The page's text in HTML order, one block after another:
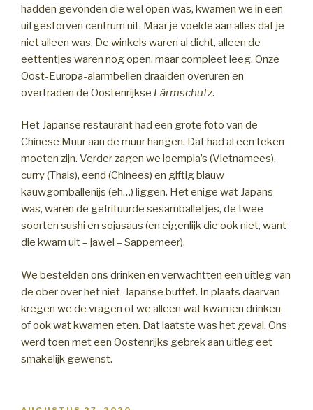
hadden gevonden die wel open was, kwamen we in een
uitgestorven centrum uit. Maar je voelde aan alles dat je
niet alleen was. De winkels waren al dicht, alleen de
eettentjes waren nog open, maar compleet leeg. Onze
Oost-Europa-alarmbellen draaiden overuren en
overtraden de Oostenrijkse Lärmschutz.
Het Japanse restaurant had een grote foto van de
Chinese Muur aan de muur hangen. Dat had al een teken
moeten zijn. Verder zagen we loempia’s (Vietnamees),
curry (Thais), eend (Chinees) en giftig blauw
kauwgomballenijs (eh…) liggen. Het enige wat Japans
was, waren de gefrituurde sesamballetjes, de twee
soorten sushi en sojasaus (en eigenlijk die ook niet, want
die kwam uit – jawel – Sappemeer).
We bestelden ons drinken en verwachtten een uitleg van
de ober over het niet-Japanse buffet. In plaats daarvan
kregen we de vragen of we alleen wat kwamen drinken
of ook wat kwamen eten. Dat laatste was het geval. Ons
werd toen met een Oostenrijks gebrek aan uitleg eet
smakelijk gewenst.